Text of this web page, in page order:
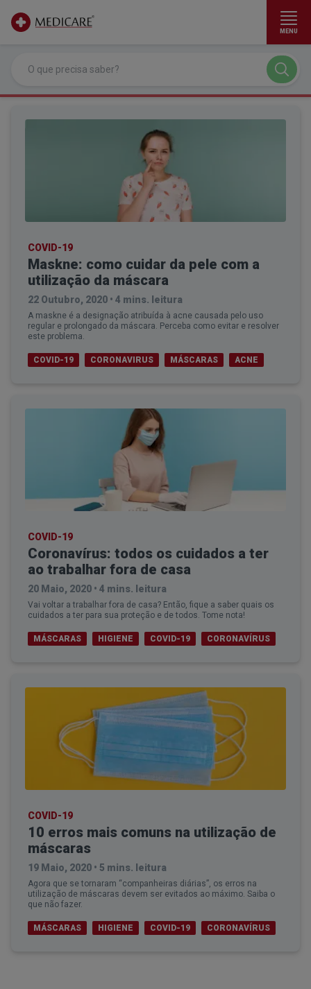
MENU
COVID-19
Maskne: como cuidar da pele com a
utilização da máscara
22 Outubro, 2020 • 4 mins. leitura
A maskne é a designação atribuída à acne causada pelo uso
regular e prolongado da máscara. Perceba como evitar e resolver
este problema.
COVID-19 CORONAVIRUS MÁSCARAS ACNE
COVID-19
Coronavírus: todos os cuidados a ter
ao trabalhar fora de casa
20 Maio, 2020 • 4 mins. leitura
Vai voltar a trabalhar fora de casa? Então, fique a saber quais os
cuidados a ter para sua proteção e de todos. Tome nota!
MÁSCARAS HIGIENE COVID-19 CORONAVÍRUS
COVID-19
10 erros mais comuns na utilização de
máscaras
19 Maio, 2020 • 5 mins. leitura
Agora que se tornaram “companheiras diárias”, os erros na
utilização de máscaras devem ser evitados ao máximo. Saiba o
que não fazer.
MÁSCARAS HIGIENE COVID-19 CORONAVÍRUS